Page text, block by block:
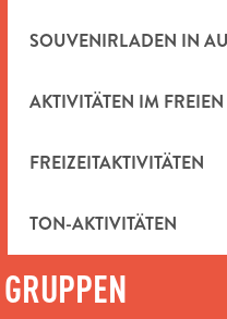
SOUVENIRLADEN IN
AKTIVITÄTEN IM FREIEN
FREIZEITAKTIVITÄTEN
TON-AKTIVITÄTEN
GRUPPEN
2023 Um 17:06
et de l’Étoile
:
5518758)
angeben